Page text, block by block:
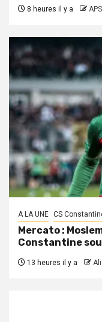
8 heures il y a APS
A LA UNE CS
Mercato :
Constantine
13 heures il y a